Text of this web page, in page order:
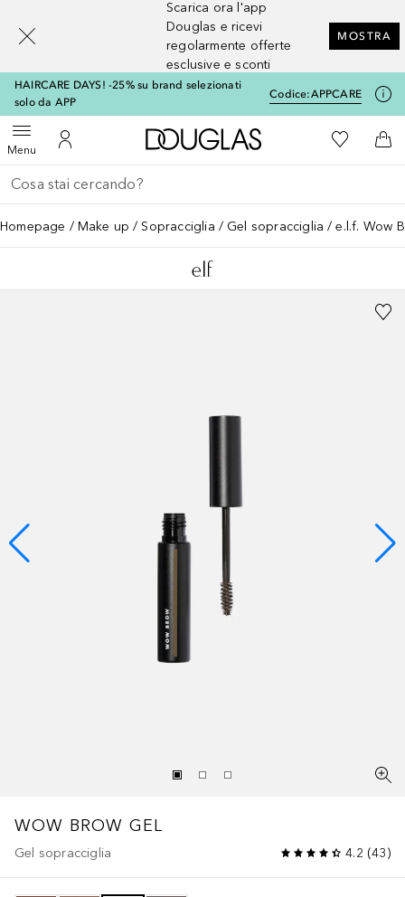
Scarica ora l'app
Douglas e ricevi
regolarmente offerte
esclusive e sconti
MOSTRA
HAIRCARE DAYS! -25% su brand selezionati
solo da APP
Codice:APPCARE
MenuApri menuAl Mio Account
A Douglas HomeAlla Mia
Al
Torna indietro
Esegui ricerca
Homepage Make up Sopracciglia Gel sopracciglia e.l.f. Wow
WOW BROW GEL
Gel sopracciglia 4.2 (43)
[navigation.slideout.screenreader]